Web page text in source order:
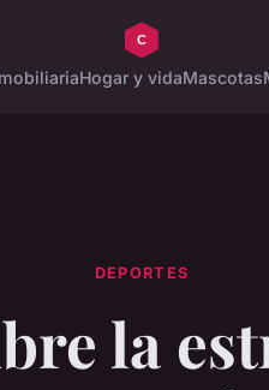
Hogar y vidaMascotas
DEPORTES
la